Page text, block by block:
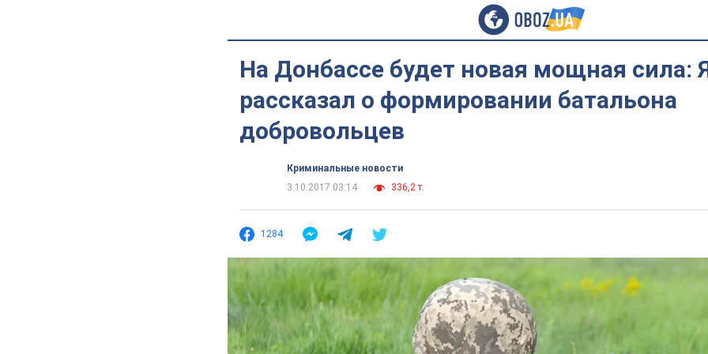
На Донбассе будет новая мощная сила:
рассказал о формировании батальона
добровольцев
Криминальные новости
3.10.2017 03:14
336,2 т.
1284